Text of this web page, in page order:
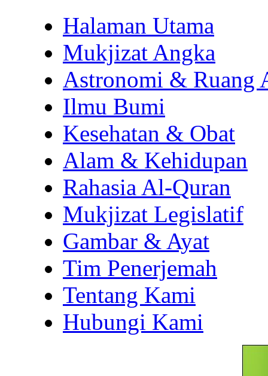
Halaman Utama
Mukjizat Angka
Astronomi & Ruang
Ilmu Bumi
Kesehatan & Obat
Alam & Kehidupan
Rahasia Al-Quran
Mukjizat Legislatif
Gambar & Ayat
Tim Penerjemah
Tentang Kami
Hubungi Kami